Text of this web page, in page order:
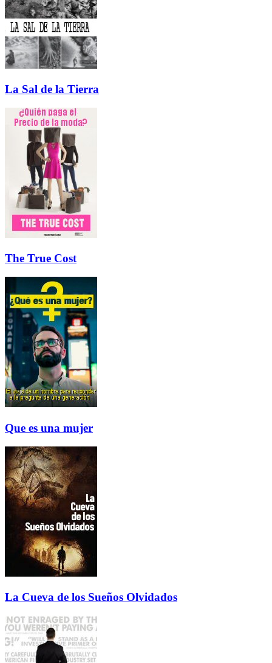
La Sal de la Tierra
The True Cost
Que es una mujer
La Cueva de los Sueños Olvidados